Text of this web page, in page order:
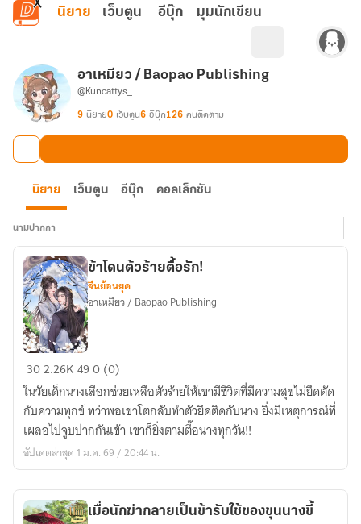
ข้ามไปยังเนื้อหาหลัก
นิยาย เว็บตูน อีบุ๊ก มุมนักเขียน
อาเหมียว / Baopao Publishing
@Kuncattys_
9 นิยาย0 เว็บตูน6 อีบุ๊ก126 คนติดตาม
นิยาย เว็บตูน อีบุ๊ก คอลเล็กชัน
นามปากกา
ข้า
โดน
ต้ว
ร้าย
ตื้อ
รัก!
ข้าโดนต้วร้ายตื้อรัก!
จีนย้อนยุค
อาเหมียว / Baopao Publishing
302.26K490 (0)
ในวัยเด็กนางเลือกช่วยเหลือตัวร้ายให้เขามีชีวิตที่มีความสุขไม่ยึดตัด
กับความทุกข์ ทว่าพอเขาโตกลับทำตัวยึดติดกับนาง ยิ่งมีเหตุการณ์ที่
เผลอไปจูบปากกันเข้า เขาก็ยิ่งตามตื๊อนางทุกวัน!!
อัปเดตล่าสุด 1 ม.ค. 69 / 20:44 น.
เมื่อนักฆ่ากลายเป็นข้ารับใช้ของขุนนางขี้